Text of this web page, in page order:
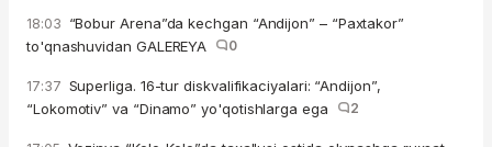
18:03 “Bobur Arena”da kechgan “Andijon” – “Paxtakor”
to'qnashuvidan GALEREYA
0
17:37 Superliga. 16-tur diskvalifikaciyalari: “Andijon”,
“Lokomotiv” va “Dinamo” yo'qotishlarga ega
2